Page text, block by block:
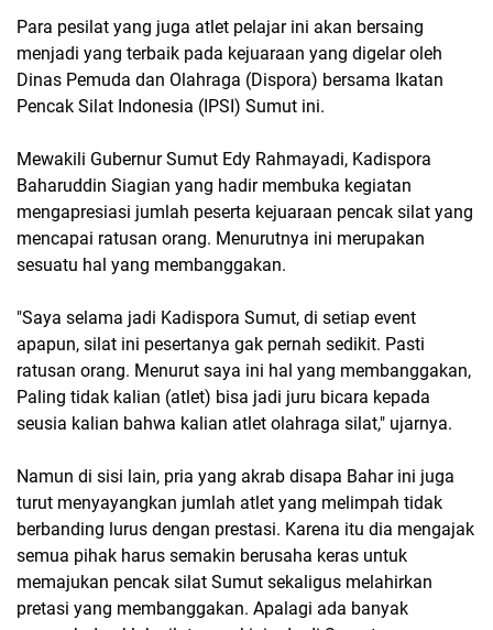
Para pesilat yang juga atlet pelajar ini akan bersaing
menjadi yang terbaik pada kejuaraan yang digelar oleh
Dinas Pemuda dan Olahraga (Dispora) bersama Ikatan
Pencak Silat Indonesia (IPSI) Sumut ini.
Mewakili Gubernur Sumut Edy Rahmayadi, Kadispora
Baharuddin Siagian yang hadir membuka kegiatan
mengapresiasi jumlah peserta kejuaraan pencak silat yang
mencapai ratusan orang. Menurutnya ini merupakan
sesuatu hal yang membanggakan.
"Saya selama jadi Kadispora Sumut, di setiap event
apapun, silat ini pesertanya gak pernah sedikit. Pasti
ratusan orang. Menurut saya ini hal yang membanggakan,
Paling tidak kalian (atlet) bisa jadi juru bicara kepada
seusia kalian bahwa kalian atlet olahraga silat," ujarnya.
Namun di sisi lain, pria yang akrab disapa Bahar ini juga
turut menyayangkan jumlah atlet yang melimpah tidak
berbanding lurus dengan prestasi. Karena itu dia mengajak
semua pihak harus semakin berusaha keras untuk
memajukan pencak silat Sumut sekaligus melahirkan
pretasi yang membanggakan. Apalagi ada banyak